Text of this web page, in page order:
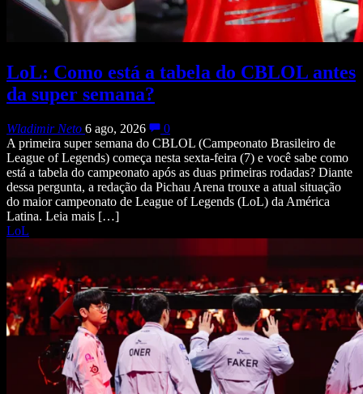
LoL: Como está a tabela do CBLOL antes
da super semana?
Wladimir Neto 6 ago, 2026
0
A primeira super semana do CBLOL (Campeonato Brasileiro de
League of Legends) começa nesta sexta-feira (7) e você sabe como
está a tabela do campeonato após as duas primeiras rodadas? Diante
dessa pergunta, a redação da Pichau Arena trouxe a atual situação
do maior campeonato de League of Legends (LoL) da América
Latina. Leia mais […]
LoL